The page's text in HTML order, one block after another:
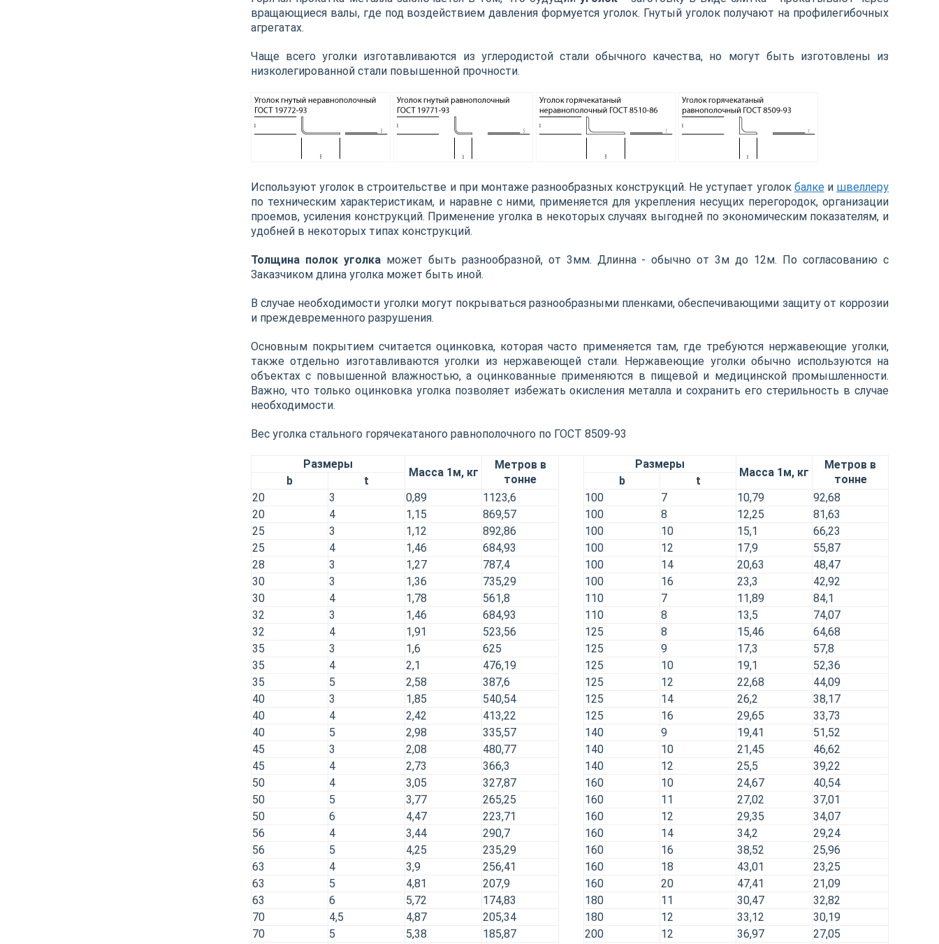
вращающиеся валы, где под воздействием давления формуется уголок. Гнутый уголок получают на профилегибочных
агрегатах.
Чаще всего уголки изготавливаются из углеродистой стали обычного качества, но могут быть изготовлены из
низколегированной стали повышенной прочности.
Используют уголок в строительстве и при монтаже разнообразных конструкций. Не уступает уголок балкеи швеллеру
по техническим характеристикам, и наравне с ними, применяется для укрепления несущих перегородок, организации
проемов, усиления конструкций. Применение уголка в некоторых случаях выгодней по экономическим показателям, и
удобней в некоторых типах конструкций.
Толщина полок уголкаможет быть разнообразной, от 3мм. Длинна - обычно от 3м до 12м. По согласованию с
Заказчиком длина уголка может быть иной.
В случае необходимости уголки могут покрываться разнообразными пленками, обеспечивающими защиту от коррозии
и преждевременного разрушения.
Основным покрытием считается оцинковка, которая часто применяется там, где требуются нержавеющие уголки,
также отдельно изготавливаются уголки из нержавеющей стали. Нержавеющие уголки обычно используются на
объектах с повышенной влажностью, а оцинкованные применяются в пищевой и медицинской промышленности.
Важно, что только оцинковка уголка позволяет избежать окисления металла и сохранить его стерильность в случае
необходимости.
Вес уголка стального горячекатаного равнополочного по ГОСТ 8509-93
Размеры
Масса 1м, кг
Метров в
тонне
Размеры
Масса 1м, кг
Метров в
тонне
b t b
t
20
3 0,89 1123,6 100 7 10,79
92,68
20
4 1,15 869,57 100 8 12,25
81,63
25
3 1,12 892,86 100 10 15,1
66,23
25
4 1,46 684,93 100 12 17,9
55,87
28
3 1,27 787,4 100 14 20,63
48,47
30
3 1,36 735,29 100 16 23,3
42,92
30
4 1,78 561,8 110 7 11,89
84,1
32
3 1,46 684,93 110 8 13,5
74,07
32
4 1,91 523,56 125 8 15,46
64,68
35
3 1,6 625 125 9 17,3
57,8
35
4 2,1 476,19 125 10 19,1
52,36
35
5 2,58 387,6 125 12 22,68
44,09
40
3 1,85 540,54 125 14 26,2
38,17
40
4 2,42 413,22 125 16 29,65
33,73
40
5 2,98 335,57 140 9 19,41
51,52
45
3 2,08 480,77 140 10 21,45
46,62
45
4 2,73 366,3 140 12 25,5
39,22
50
4 3,05 327,87 160 10 24,67
40,54
50
5 3,77 265,25 160 11 27,02
37,01
50
6 4,47 223,71 160 12 29,35
34,07
56
4 3,44 290,7 160 14 34,2
29,24
56
5 4,25 235,29 160 16 38,52
25,96
63
4 3,9 256,41 160 18 43,01
23,25
63
5 4,81 207,9 160 20 47,41
21,09
63
6 5,72 174,83 180 11 30,47
32,82
70
4,5 4,87 205,34 180 12 33,12
30,19
70
5 5,38 185,87 200 12 36,97 27,05